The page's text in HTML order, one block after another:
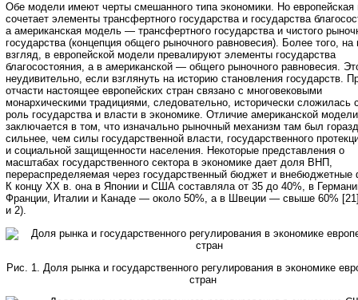
Обе модели имеют черты смешанного типа экономики. Но
сочетает элементы трансфертного государства и государства
а американская модель — трансфертного государства и чистого
государства (концепция общего рыночного равновесия). Более того, на
взгляд, в европейской модели превалируют элементы государства
благосостояния, а в американской — общего рыночного равновесия.
неудивительно, если взглянуть на историю становления государств.
отчасти настоящее европейских стран связано с многовековыми
монархическими традициями, следовательно, исторически сложилась
роль государства и власти в экономике. Отличие американской модели
заключается в том, что изначально рыночный механизм там был
сильнее, чем силы государственной власти, государственного
и социальной защищенности населения. Некоторые представления о
масштабах государственного сектора в экономике дает доля ВНП,
перераспределяемая через государственный бюджет и
К концу ХХ в. она в Японии и США составляла от 35 до 40%, в
Франции, Италии и Канаде — около 50%, а в Швеции — свыше 60%
и 2).
Рис. 1. Доля рынка и государственного регулирования в экономике
стран